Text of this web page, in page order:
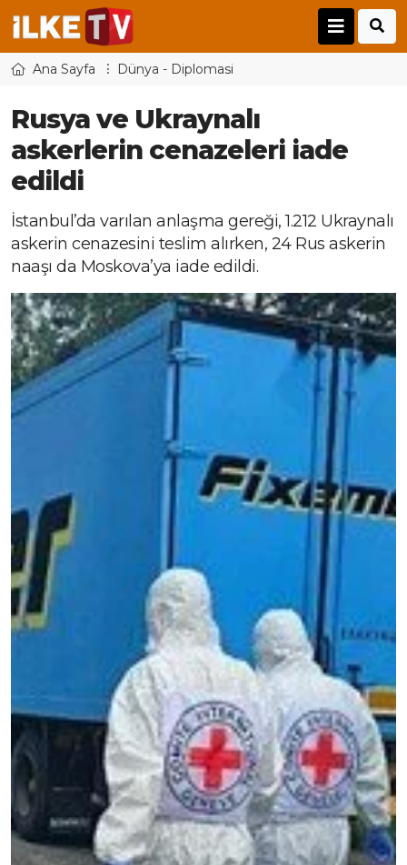
Ana Sayfa Dünya - Diplomasi
Rusya ve Ukraynalı
askerlerin cenazeleri iade
edildi
İstanbul’da varılan anlaşma gereği, 1.212 Ukraynalı
askerin cenazesini teslim alırken, 24 Rus askerin
naaşı da Moskova’ya iade edildi.